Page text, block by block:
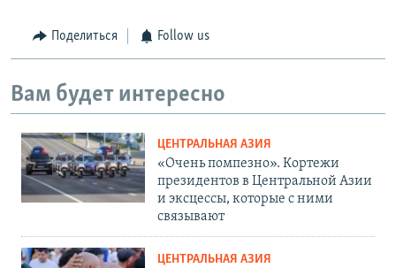
Поделиться Follow us
Вам будет интересно
ЦЕНТРАЛЬНАЯ АЗИЯ
«Очень помпезно». Кортежи
президентов в Центральной Азии
и эксцессы, которые с ними
связывают
ЦЕНТРАЛЬНАЯ АЗИЯ